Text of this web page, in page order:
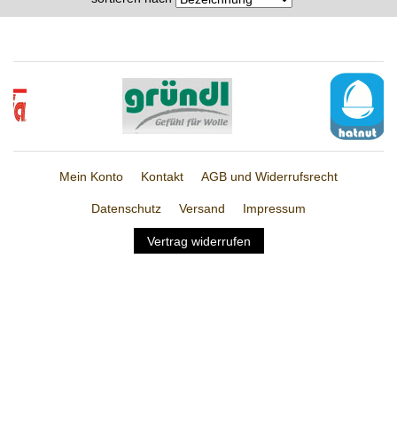
Mein Konto Kontakt AGB und Widerrufsrecht
Datenschutz Versand Impressum
Vertrag widerrufen